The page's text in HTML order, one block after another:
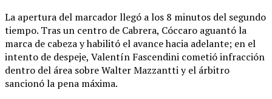
La apertura del marcador llegó a los 8 minutos del segundo
tiempo. Tras un centro de Cabrera, Cóccaro aguantó la
marca de cabeza y habilitó el avance hacia adelante; en el
intento de despeje, Valentín Fascendini cometió infracción
dentro del área sobre Walter Mazzantti y el árbitro
sancionó la pena máxima.